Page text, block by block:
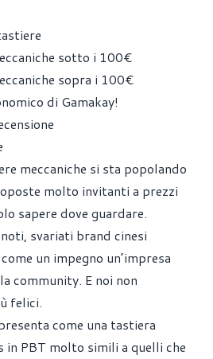
sotto i 100€
sopra i 100€
di Gamakay!
meccaniche si sta popolando
molto invitanti a prezzi
sapere dove guardare.
svariati brand cinesi
un impegno un’impresa
community. E noi non
felici.
come una tastiera
in PBT molto simili a quelli che